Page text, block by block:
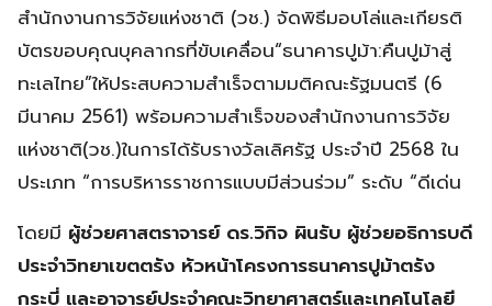
สำนักงานการวิจัยแห่งชาติ (วช.) จัดพิธีมอบโล่และเกียรติ
บัตรขอบคุณบุคลากรที่ขับเคลื่อน“ธนาคารปูม้า:คืนปูม้าสู่
ทะเลไทย”ให้ประสบความสำเร็จตามมติคณะรัฐมนตรี (6
มีนาคม 2561) พร้อมความสำเร็จของสำนักงานการวิจัย
แห่งชาติ(วช.)ในการได้รับรางวัลเลิศรัฐ ประจำปี 2568 ใน
ประเภท “การบริหารราชการแบบมีส่วนร่วม” ระดับ “ดีเด่น
โดยมี ผู้ช่วยศาสตราจารย์ ดร.วิกิจ ผินรับ ผู้ช่วยอธิการบดี
ประจำวิทยาเขตตรัง หัวหน้าโครงการธนาคารปูม้าตรัง
กระบี่ และอาจารย์ประจำคณะวิทยาศาสตร์และเทคโนโลยี